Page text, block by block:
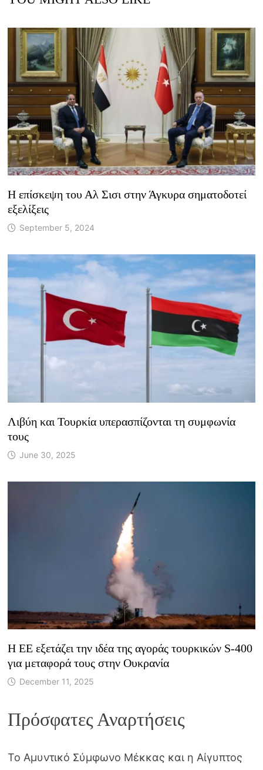
Η επίσκεψη του Αλ Σισι στην Άγκυρα σηματοδοτεί
εξελίξεις
September 5, 2024
Λιβύη και Τουρκία υπερασπίζονται τη συμφωνία
τους
June 30, 2025
Η ΕΕ εξετάζει την ιδέα της αγοράς τουρκικών S-400
για μεταφορά τους στην Ουκρανία
December 11, 2025
Πρόσφατες Αναρτήσεις
Το Αμυντικό Σύμφωνο Μέκκας και η Αίγυπτος